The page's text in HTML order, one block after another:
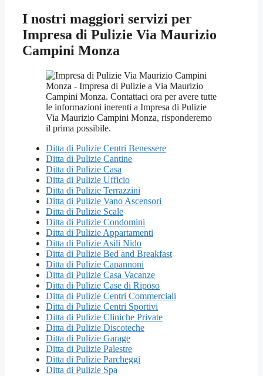
I nostri maggiori servizi per
Impresa di Pulizie Via Maurizio
Campini Monza
Ditta di Pulizie Centri Benessere
Ditta di Pulizie Cantine
Ditta di Pulizie Casa
Ditta di Pulizie Ufficio
Ditta di Pulizie Terrazzini
Ditta di Pulizie Vano Ascensori
Ditta di Pulizie Scale
Ditta di Pulizie Condomini
Ditta di Pulizie Appartamenti
Ditta di Pulizie Asili Nido
Ditta di Pulizie Bed and Breakfast
Ditta di Pulizie Capannoni
Ditta di Pulizie Casa Vacanze
Ditta di Pulizie Case di Riposo
Ditta di Pulizie Centri Commerciali
Ditta di Pulizie Centri Sportivi
Ditta di Pulizie Cliniche Private
Ditta di Pulizie Discoteche
Ditta di Pulizie Garage
Ditta di Pulizie Palestre
Ditta di Pulizie Parcheggi
Ditta di Pulizie Spa